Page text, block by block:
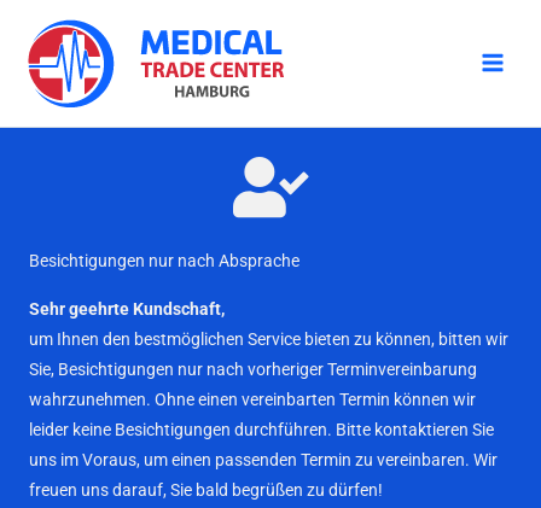
Inhalt
springen
Besichtigungen nur nach Absprache
Sehr geehrte Kundschaft,
um Ihnen den bestmöglichen Service bieten zu können, bitten wir
Sie, Besichtigungen nur nach vorheriger Terminvereinbarung
wahrzunehmen. Ohne einen vereinbarten Termin können wir
leider keine Besichtigungen durchführen. Bitte kontaktieren Sie
uns im Voraus, um einen passenden Termin zu vereinbaren. Wir
freuen uns darauf, Sie bald begrüßen zu dürfen!